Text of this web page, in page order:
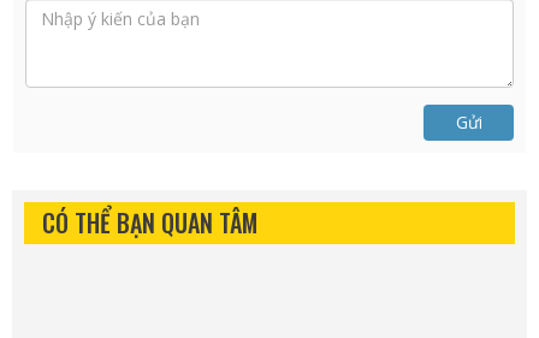
Gửi
CÓ THỂ BẠN QUAN TÂM